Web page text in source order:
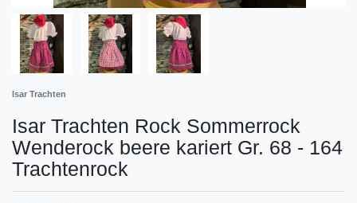
Isar Trachten
Isar Trachten Rock Sommerrock
Wenderock beere kariert Gr. 68 - 164
Trachtenrock